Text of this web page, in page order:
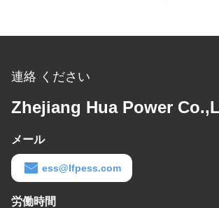
連絡 ください
Zhejiang Hua Power
メール
ess@lfpess.com
労働時間